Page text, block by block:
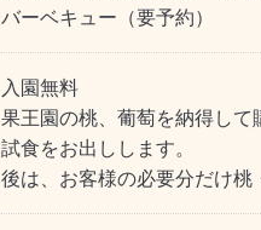
バーベキュー（要予約）
入園無料
果王園の桃、葡萄を納得して
試食をお出しします。
後は、お客様の必要分だけ桃